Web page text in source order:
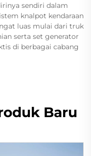
sendiri dalam
knalpot kendaraan
luas mulai dari truk
serta set generator
di berbagai cabang
Baru